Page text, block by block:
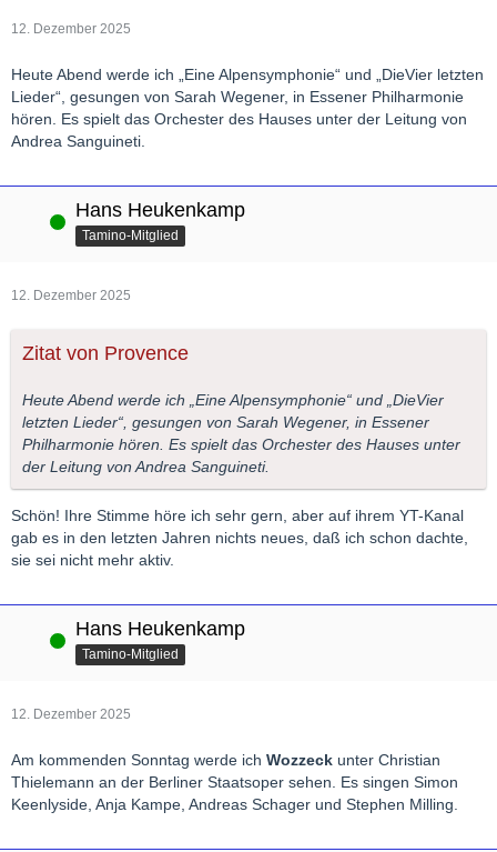
12. Dezember 2025
Heute Abend werde ich „Eine Alpensymphonie“ und „DieVier letzten
Lieder“, gesungen von Sarah Wegener, in Essener Philharmonie
hören. Es spielt das Orchester des Hauses unter der Leitung von
Andrea Sanguineti.
Online Hans Heukenkamp
Tamino-Mitglied
12. Dezember 2025
Zitat von Provence
Heute Abend werde ich „Eine Alpensymphonie“ und „DieVier
letzten Lieder“, gesungen von Sarah Wegener, in Essener
Philharmonie hören. Es spielt das Orchester des Hauses unter
der Leitung von Andrea Sanguineti.
Schön! Ihre Stimme höre ich sehr gern, aber auf ihrem YT-Kanal
gab es in den letzten Jahren nichts neues, daß ich schon dachte,
sie sei nicht mehr aktiv.
Online Hans Heukenkamp
Tamino-Mitglied
12. Dezember 2025
Am kommenden Sonntag werde ich Wozzeck unter Christian
Thielemann an der Berliner Staatsoper sehen. Es singen Simon
Keenlyside, Anja Kampe, Andreas Schager und Stephen Milling.